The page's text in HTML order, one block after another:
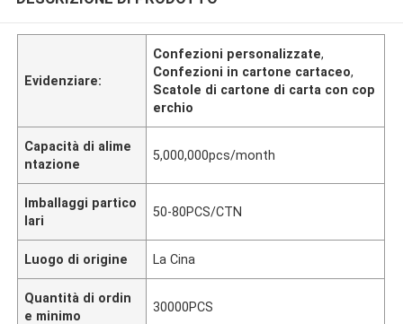
Evidenziare:
Confezioni personalizzate,
Confezioni in cartone cartaceo,
Scatole di cartone di carta con cop
erchio
Capacità di alime
ntazione
5,000,000pcs/month
Imballaggi partico
lari
50-80PCS/CTN
Luogo di origine La Cina
Quantità di ordin
e minimo
30000PCS